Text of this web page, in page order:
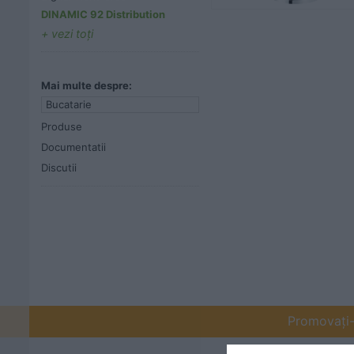
DINAMIC 92 Distribution
vezi toţi
Mai multe despre:
Bucatarie
Produse
Documentatii
Discutii